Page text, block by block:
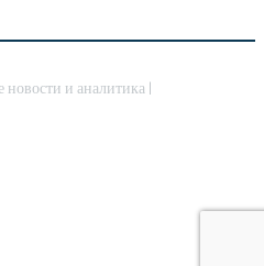
и аналитика |